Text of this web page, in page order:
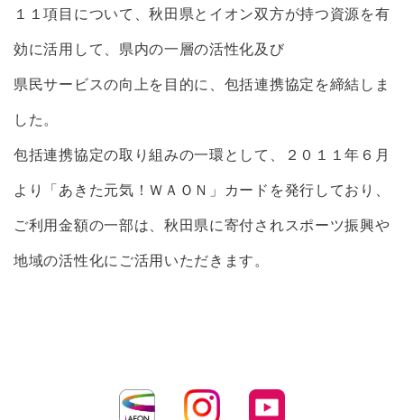
１１項目について、秋田県とイオン双方が持つ資源を有
効に活用して、県内の一層の活性化及び
県民サービスの向上を目的に、包括連携協定を締結しま
した。
包括連携協定の取り組みの一環として、２０１１年６月
より「あきた元気！ＷＡＯＮ」カードを発行しており、
ご利用金額の一部は、秋田県に寄付されスポーツ振興や
地域の活性化にご活用いただきます。